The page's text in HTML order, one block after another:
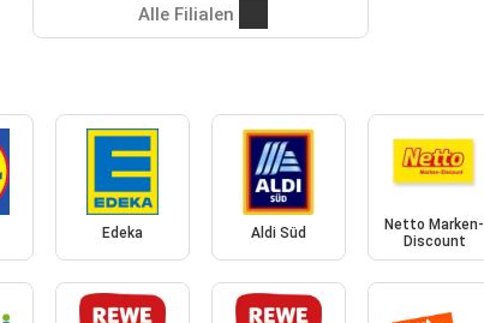
Alle Filialen
Edeka Aldi Süd
Netto Marken-
Discount